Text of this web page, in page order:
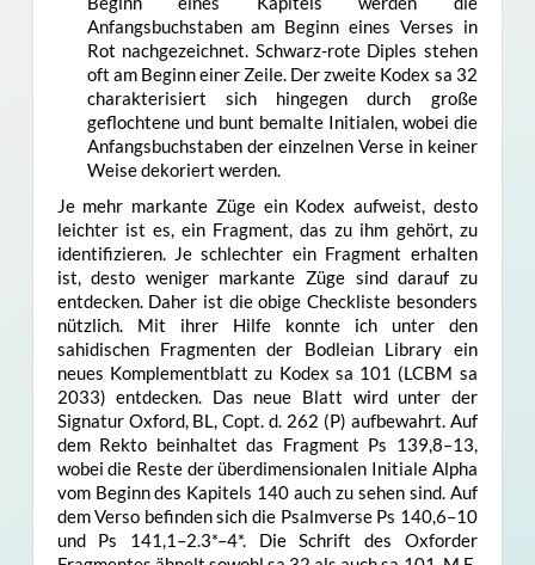
Anfangsbuchstaben am Beginn eines Verses in
Rot nachgezeichnet. Schwarz-rote Diples stehen
oft am Beginn einer Zeile. Der zweite Kodex sa 32
charakterisiert sich hingegen durch große
geflochtene und bunt bemalte Initialen, wobei die
Anfangsbuchstaben der einzelnen Verse in keiner
Weise dekoriert werden.
Je mehr markante Züge ein Kodex aufweist, desto
leichter ist es, ein Fragment, das zu ihm gehört, zu
identifizieren. Je schlechter ein Fragment erhalten
ist, desto weniger markante Züge sind darauf zu
entdecken. Daher ist die obige Checkliste besonders
nützlich. Mit ihrer Hilfe konnte ich unter den
sahidischen Fragmenten der Bodleian Library ein
neues Komplementblatt zu Kodex sa 101 (LCBM sa
2033) entdecken. Das neue Blatt wird unter der
Signatur Oxford, BL, Copt. d. 262 (P) aufbewahrt. Auf
dem Rekto beinhaltet das Fragment Ps 139,8–13,
wobei die Reste der überdimensionalen Initiale Alpha
vom Beginn des Kapitels 140 auch zu sehen sind. Auf
dem Verso befinden sich die Psalmverse Ps 140,6–10
und Ps 141,1–2.3*–4*. Die Schrift des Oxforder